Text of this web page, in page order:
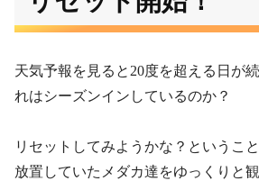
天気予報を見ると20度を超える日が
れはシーズンインしているのか？
リセットしてみようかな？というこ
放置していたメダカ達をゆっくりと